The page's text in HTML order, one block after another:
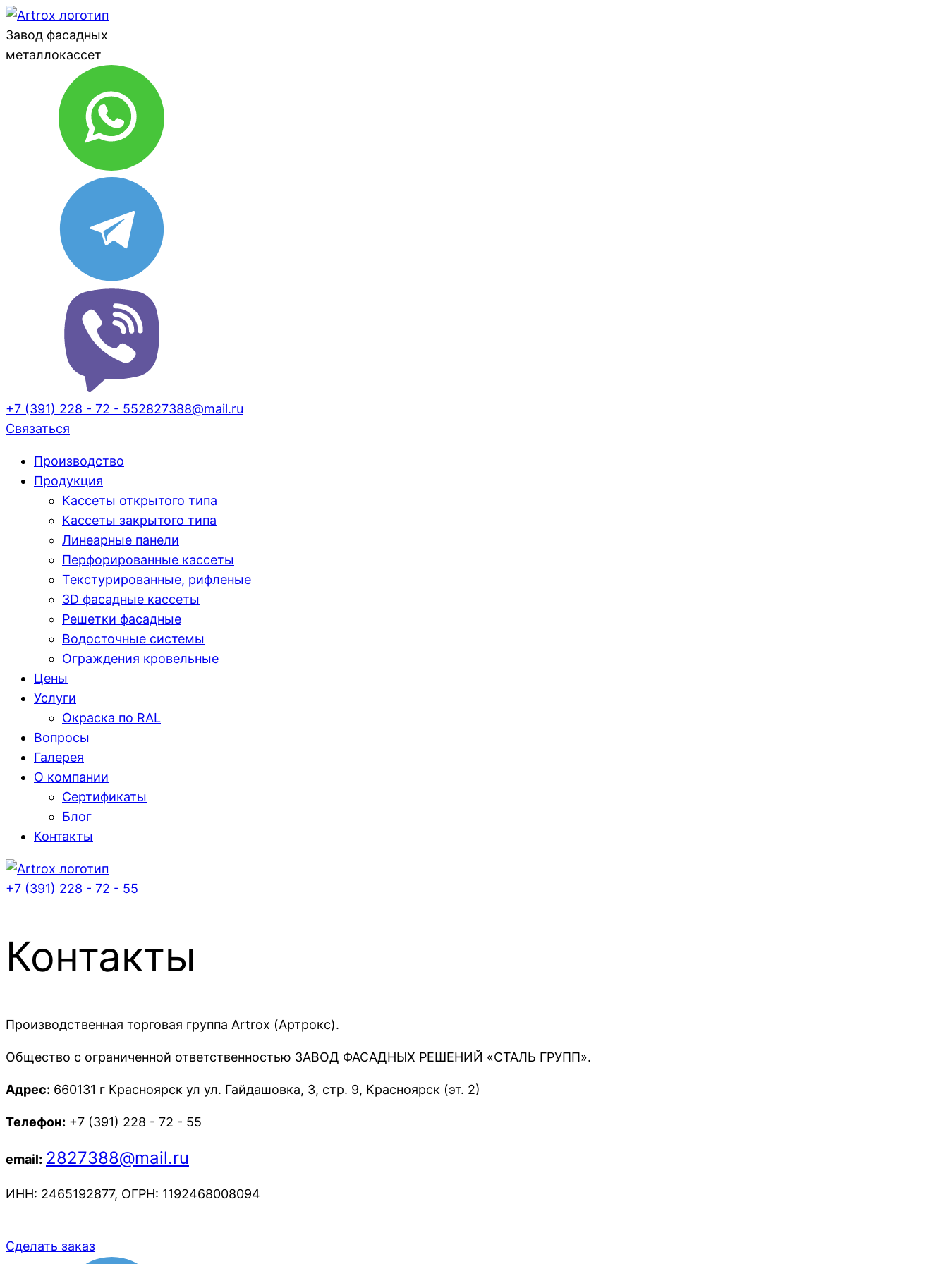
Завод фасадных
металлокассет
+7 (391) 228 - 72 - 552827388@mail.ru
Cвязаться
Производство
Продукция
Кассеты открытого типа
Кассеты закрытого типа
Линеарные панели
Перфорированные кассеты
Текстурированные, рифленые
3D фасадные кассеты
Решетки фасадные
Водосточные системы
Ограждения кровельные
Цены
Услуги
Окраска по RAL
Вопросы
Галерея
О компании
Сертификаты
Блог
Контакты
+7 (391) 228 - 72 - 55
Контакты
Производственная торговая группа Аrtrox (Артрокс).
Общество с ограниченной ответственностью ЗАВОД ФАСАДНЫХ РЕШЕНИЙ «СТАЛЬ ГРУПП».
Адрес: 660131 г Красноярск ул ул. Гайдашовка, 3, стр. 9, Красноярск (эт. 2)
Телефон: +7 (391) 228 - 72 - 55
email: 2827388@mail.ru
ИНН: 2465192877, ОГРН: 1192468008094
Сделать заказ